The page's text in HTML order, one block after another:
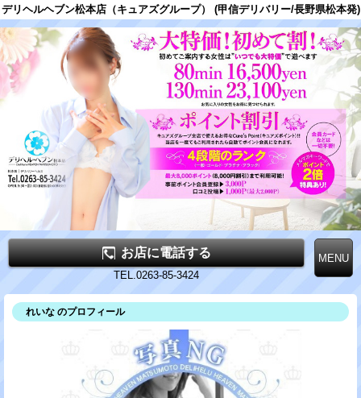
デリヘルヘブン松本店（キュアズグループ） (甲信デリバリー/長野県松本発)
お店に電話する
TEL.0263-85-3424
れいな のプロフィール